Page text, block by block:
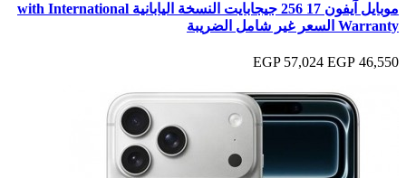
موبايل آيفون 17 256 جيجابايت النسخة اليابانية with International
Warranty السعر غير شامل الضريبة
46,550 EGP
57,024 EGP